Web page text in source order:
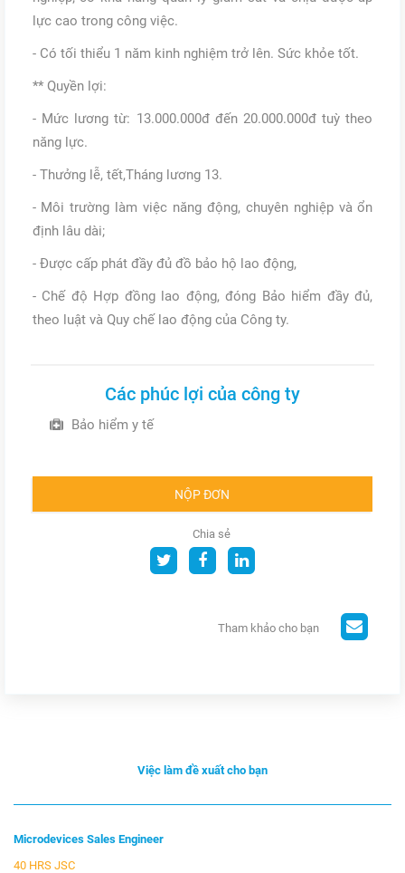
lực cao trong công việc.
- Có tối thiểu 1 năm kinh nghiệm trở lên. Sức khỏe tốt.
** Quyền lợi:
- Mức lương từ: 13.000.000đ đến 20.000.000đ tuỳ theo
năng lực.
- Thưởng lễ, tết,Tháng lương 13.
- Môi trường làm việc năng động, chuyên nghiệp và ổn
định lâu dài;
- Được cấp phát đầy đủ đồ bảo hộ lao động,
- Chế độ Hợp đồng lao động, đóng Bảo hiểm đầy đủ,
theo luật và Quy chế lao động của Công ty.
Các phúc lợi của công ty
Bảo hiểm y tế
NỘP ĐƠN
Chia sẻ
Tham khảo cho bạn
Việc làm đề xuất cho bạn
Microdevices Sales Engineer
40 HRS JSC